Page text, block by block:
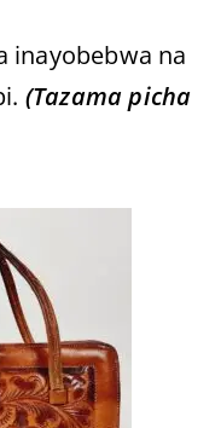
inayobebwa na
(Tazama picha